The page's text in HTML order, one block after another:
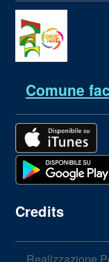
Comune
Credits